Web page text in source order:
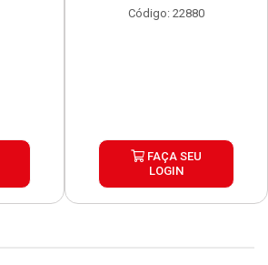
Código: 22880
FAÇA SEU
LOGIN